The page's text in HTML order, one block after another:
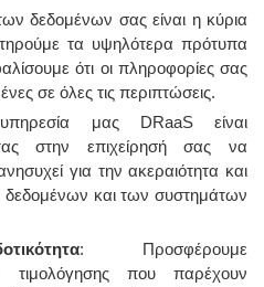
δεδομένων σας είναι η κύρια
τα υψηλότερα πρότυπα
ότι οι πληροφορίες σας
σε όλες τις περιπτώσεις.
μας DRaaS είναι
στην επιχείρησή σας να
για την ακεραιότητα και
και των συστημάτων
: Προσφέρουμε
τιμολόγησης που παρέχουν